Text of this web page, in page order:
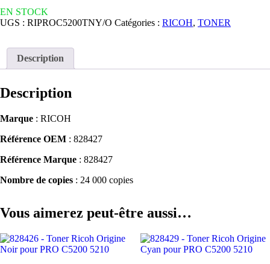
EN STOCK
UGS : RIPROC5200TNY/O Catégories : RICOH, TONER
Description
Description
Marque : RICOH
Référence OEM : 828427
Référence Marque : 828427
Nombre de copies : 24 000 copies
Vous aimerez peut-être aussi…